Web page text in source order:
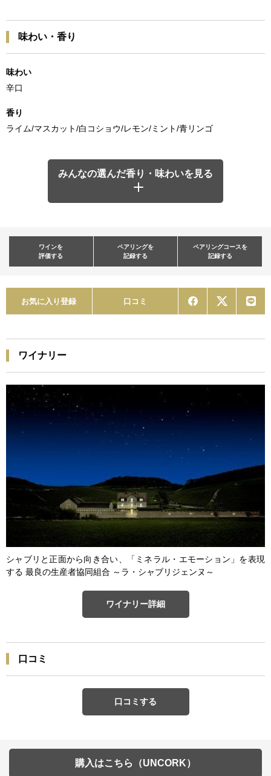
味わい・香り
味わい
辛口
香り
ライム/マスカット/白コショウ/レモン/ミント/青リンゴ
みんなの選んだ香り・味わいを見る
ワインを
評価する
ペアリングを
記録する
ペアリングコースを
記録する
お気に入り登録 口コミ
ワイナリー
シャブリと正面から向き合い、「ミネラル・エモーション」を表現
する 最良の生産者協同組合 ～ラ・シャブリジェンヌ～
ワイナリー詳細
口コミ
口コミする
購入はこちら（UNCORK）